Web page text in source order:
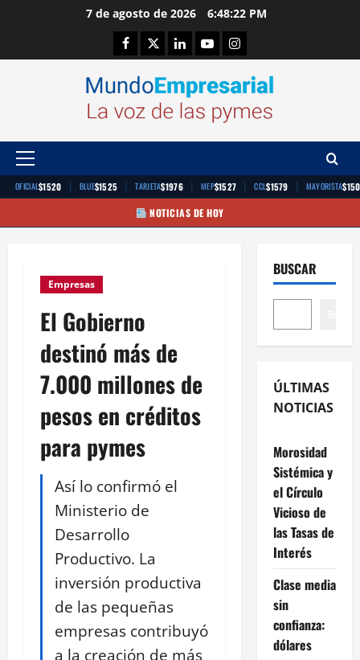
7 de agosto de 2026 6:48:23 PM
Facebook
TwitterLinkedinYoutubeInstagram
Menú
principal
OFICIAL$1520 | BLUE$1525 | TARJETA$1976 | MEP$1527 | CCL$1579 | MAYORISTA
NOTICIAS DE HOY
Empresas
El Gobierno
destinó más de
7.000 millones de
pesos en créditos
para pymes
Así lo confirmó el
Ministerio de
Desarrollo
Productivo. La
inversión productiva
de las pequeñas
empresas contribuyó
a la creación de más
BUSCAR
ÚLTIMAS
NOTICIAS
Morosidad
Sistémica y
el Círculo
Vicioso de
las Tasas de
Interés
Clase media
sin
confianza:
dólares